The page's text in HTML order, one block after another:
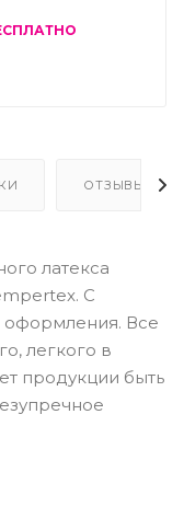
ОТЗЫВЫ
латекса
С
оформления. Все
легкого в
продукции быть